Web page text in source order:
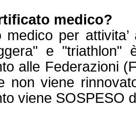
medico?
medico per
e "triathlon"
alle Federazioni
non viene
viene SOSPESO